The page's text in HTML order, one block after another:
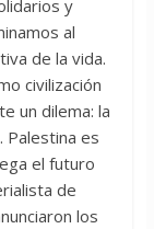
y
al
de la vida.
civilización
un dilema: la
Palestina es
el futuro
de
los